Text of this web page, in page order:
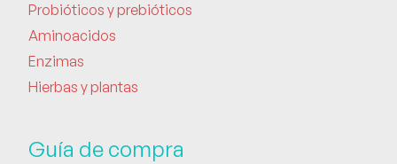
Probióticos y prebióticos
Aminoacidos
Enzimas
Hierbas y plantas
Guía de compra